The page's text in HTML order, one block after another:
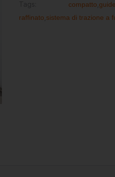
compatto
raffinato sistema di trazione a